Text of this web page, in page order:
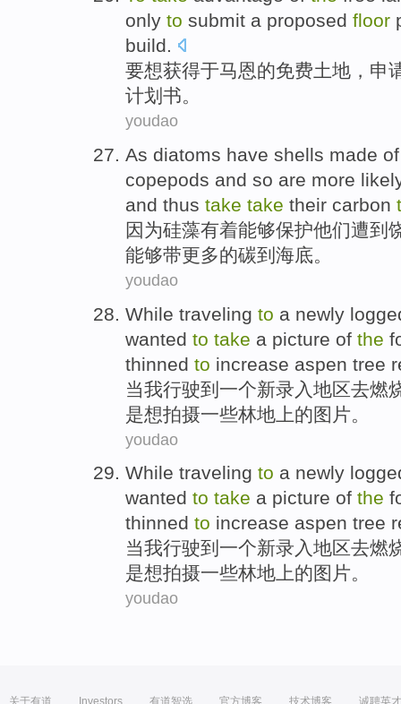
only to submit a proposed floor
build.
要想获得于马恩的免费土地 ， 申
计划书。
youdao
As diatoms have shells made of
copepods and so are more
and thus take take their carbon
因为硅藻有着能够保护他们遭到
能够带更多的碳到 海底。
youdao
While traveling to a newly
wanted to take a picture of the
thinned to increase aspen tree
当我行驶到一个新录入 地区去燃
是想拍摄一些林地 上的图片 。
youdao
While traveling to a newly
wanted to take a picture of the
thinned to increase aspen tree
当我行驶到 一个新录入地区去燃
是想拍摄一些林地 上的图片。
youdao
关于有道 Investors 有道智选 官方博客 技术博客 诚聘英才